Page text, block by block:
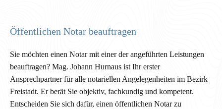
Öffentlichen Notar beauftragen
Sie möchten einen Notar mit einer der angeführten Leistungen
beauftragen? Mag. Johann Hurnaus ist Ihr erster
Ansprechpartner für alle notariellen Angelegenheiten im Bezirk
Freistadt. Er berät Sie objektiv, fachkundig und kompetent.
Entscheiden Sie sich dafür, einen öffentlichen Notar zu